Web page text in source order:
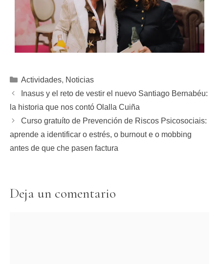
Actividades, Noticias
Inasus y el reto de vestir el nuevo Santiago Bernabéu:
la historia que nos contó Olalla Cuiña
Curso gratuíto de Prevención de Riscos Psicosociais:
aprende a identificar o estrés, o burnout e o mobbing
antes de que che pasen factura
Deja un comentario